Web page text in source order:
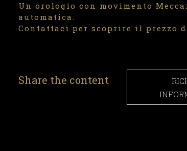
Un orologio con movimento
automatica.
Contattaci per scoprire il prezzo
Share the content